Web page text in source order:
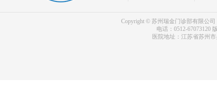
Copyright © 苏州瑞金门诊部有限公司
电话：0512-67073120
医院地址：江苏省苏州